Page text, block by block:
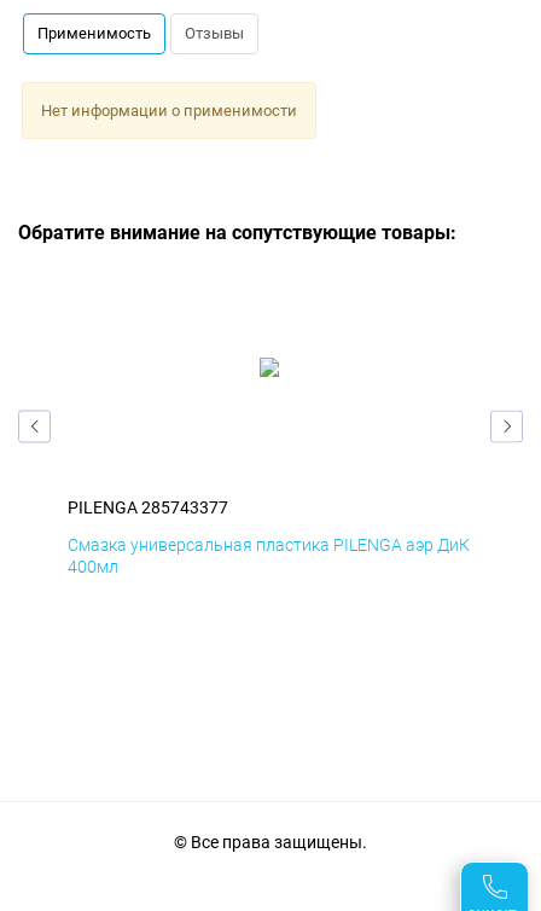
Применимость Отзывы
Нет информации о применимости
Обратите внимание на сопутствующие товары:
PILENGA 285743377
Смазка универсальная пластика PILENGA аэр ДиК
400мл
© Все права защищены.